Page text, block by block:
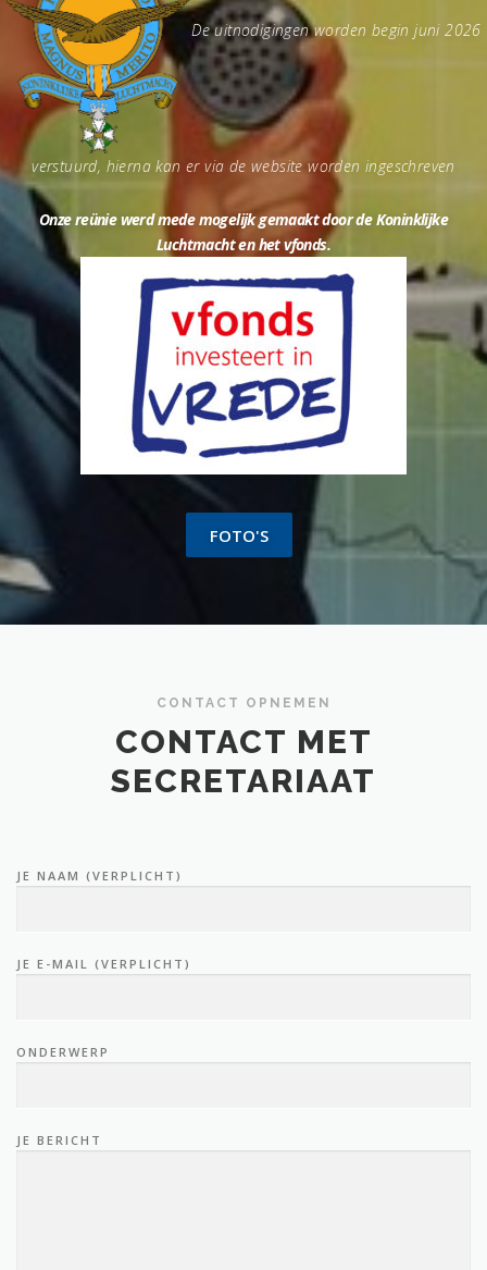
De uitnodigingen worden begin juni 2026
verstuurd, hierna kan er via de website worden ingeschreven
Onze reünie werd mede mogelijk gemaakt door de Koninklijke
Luchtmacht en het vfonds.
FOTO'S
CONTACT OPNEMEN
CONTACT MET
SECRETARIAAT
JE NAAM (VERPLICHT)
JE E-MAIL (VERPLICHT)
ONDERWERP
JE BERICHT